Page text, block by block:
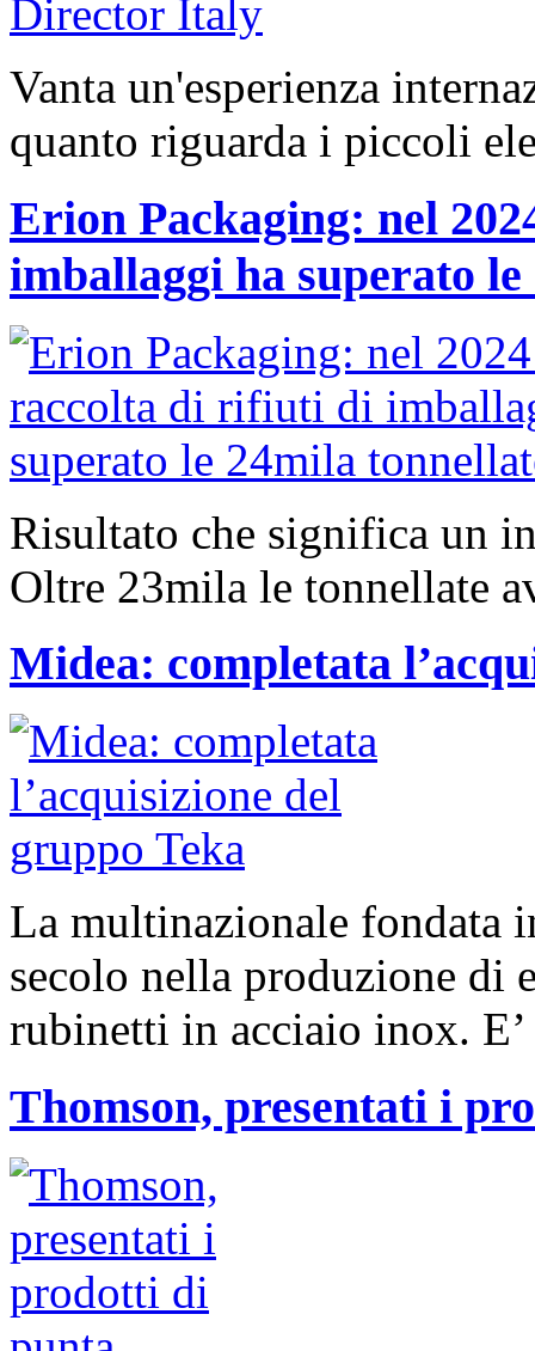
Vanta un'esperienza
quanto riguarda i piccoli
Erion Packaging: nel
imballaggi ha superato
Risultato che significa un
Oltre 23mila le tonnellate
Midea: completata
La multinazionale fondata
secolo nella produzione di
rubinetti in acciaio inox.
Thomson, presentati i